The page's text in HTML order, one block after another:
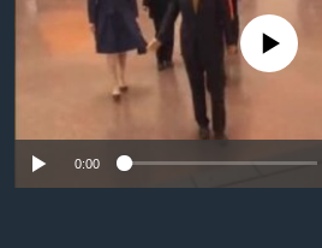
ເອເຊຍ
ອິດສະຫຼະພາບດ້ານການຂ່າວ
ຊີວິດຊາວລາວ
ຊຸມຊົນຊາວລາວ
ວິທະຍາສາດ-ເທັກໂນໂລຈີ
No media source
0:00